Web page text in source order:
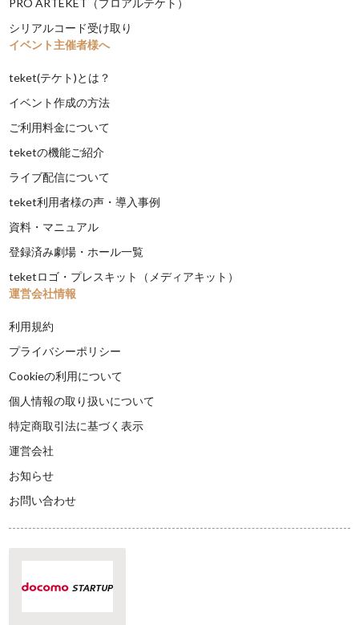
PRO ARTEKET（プロアルテケト）
シリアルコード受け取り
イベント主催者様へ
teket(テケト)とは？
イベント作成の方法
ご利用料金について
teketの機能ご紹介
ライブ配信について
teket利用者様の声・導入事例
資料・マニュアル
登録済み劇場・ホール一覧
teketロゴ・プレスキット（メディアキット）
運営会社情報
利用規約
プライバシーポリシー
Cookieの利用について
個人情報の取り扱いについて
特定商取引法に基づく表示
運営会社
お知らせ
お問い合わせ